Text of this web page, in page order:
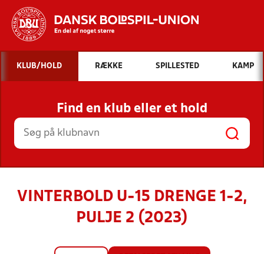
Hvad vil du søge efter?
INDHOLD OG NYHEDER
STILLINGER, RESULTATER, KLUBBER OG
HOLD
KLUB/HOLD RÆKKE SPILLESTED KAMP
Find en klub eller et hold
VINTERBOLD U-15 DRENGE 1-2,
PULJE 2 (2023)